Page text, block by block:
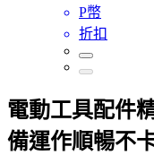
P幣
折扣
電動工具配件
備運作順暢不